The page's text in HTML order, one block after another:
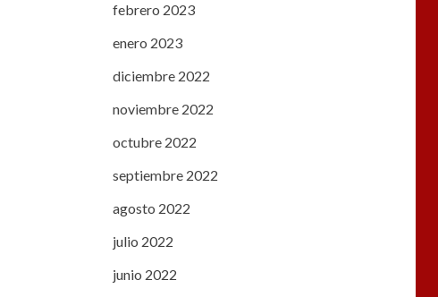
febrero 2023
enero 2023
diciembre 2022
noviembre 2022
octubre 2022
septiembre 2022
agosto 2022
julio 2022
junio 2022